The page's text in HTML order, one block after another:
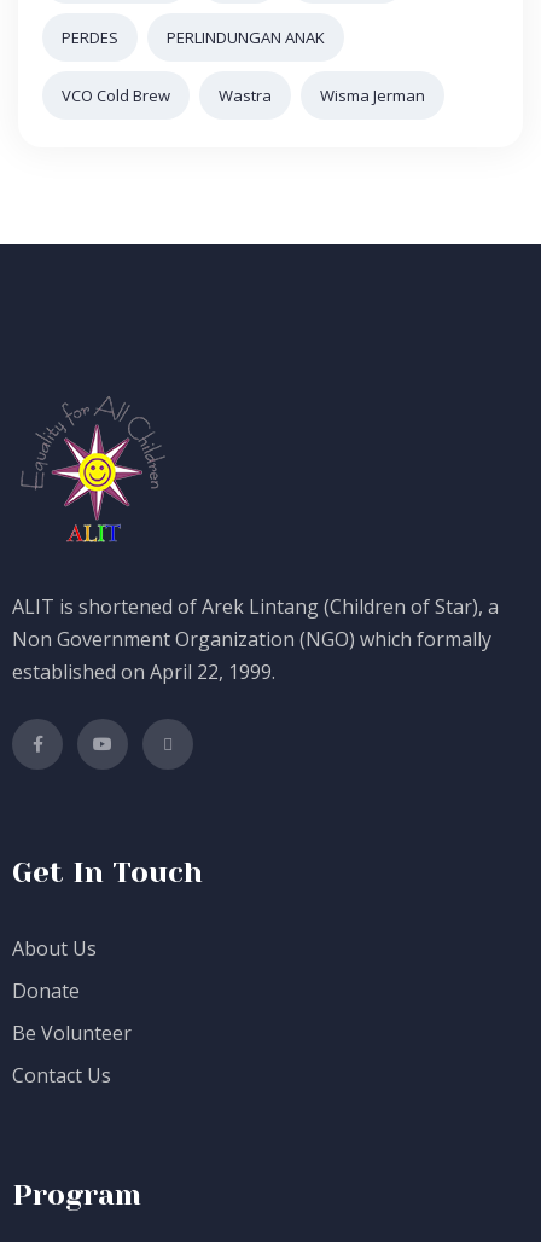
PERDES PERLINDUNGAN ANAK
VCO Cold Brew Wastra Wisma Jerman
ALIT is shortened of Arek Lintang (Children of Star), a
Non Government Organization (NGO) which formally
established on April 22, 1999.
Get In Touch
About Us
Donate
Be Volunteer
Contact Us
Program